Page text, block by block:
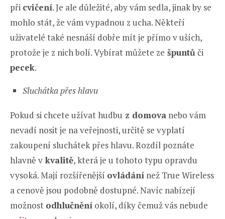
při cvičení. Je ale důležité, aby vám sedla, jinak by se
mohlo stát, že vám vypadnou z ucha. Někteří
uživatelé také nesnáší dobře mít je přímo v uších,
protože je z nich bolí. Vybírat můžete ze špuntůči
pecek.
Sluchátka přes hlavu
Pokud si chcete užívat hudbu z domova nebo vám
nevadí nosit je na veřejnosti, určitě se vyplatí
zakoupení sluchátek přes hlavu. Rozdíl poznáte
hlavně v kvalitě, která je u tohoto typu opravdu
vysoká. Mají rozšířenější ovládání než True Wireless
a cenově jsou podobně dostupné. Navíc nabízejí
možnost odhlučnění okolí, díky čemuž vás nebude